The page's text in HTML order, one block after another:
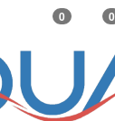
0 0